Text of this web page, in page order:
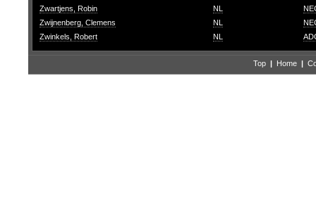
Zwartjens, Robin
NL
Zwijnenberg, Clemens
NL
Zwinkels, Robert
NL
Top | Home |